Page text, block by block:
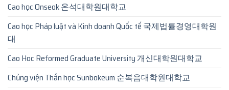
Cao học Onseok 온석대학원대학교
Cao học Pháp luật và Kinh doanh Quốc tế 국제법률경영대학원
대
Cao Hoc Reformed Graduate University 개신대학원대학교
Chủng viện Thần học Sunbokeum 순복음대학원대학교